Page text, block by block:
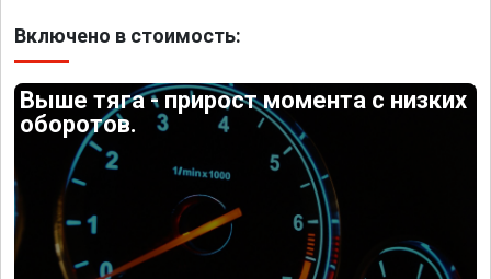
Включено в стоимость:
Выше тяга - прирост момента с низких
оборотов.